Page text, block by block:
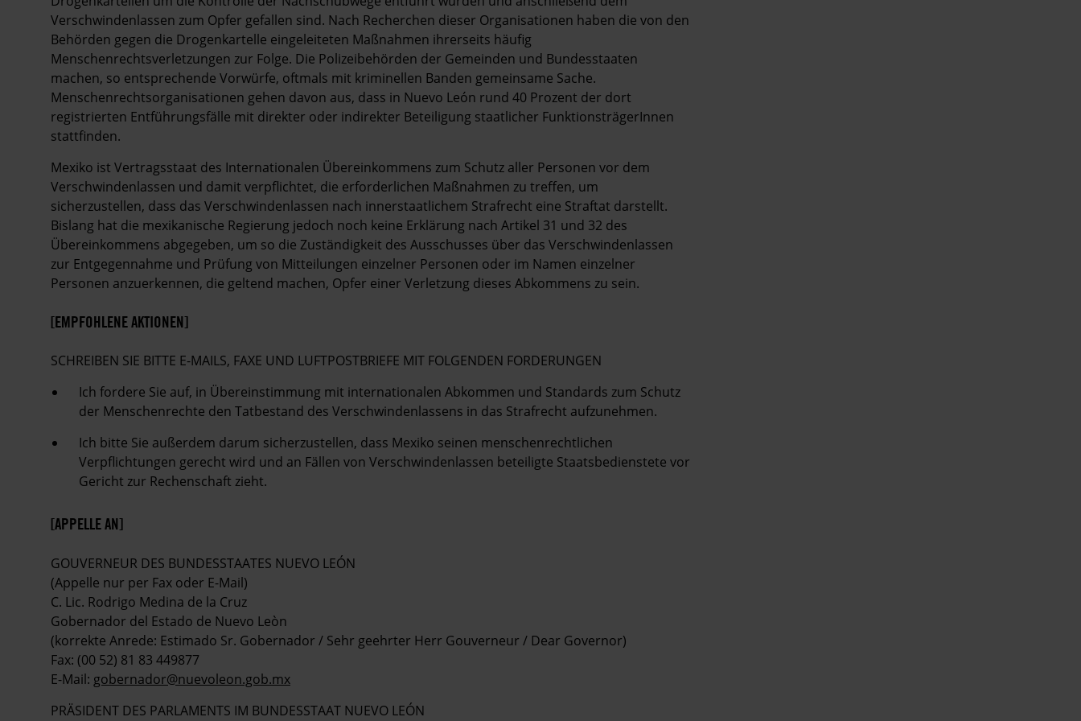
Verschwindenlassen zum Opfer gefallen sind. Nach Recherchen dieser Organisationen haben die von den
Behörden gegen die Drogenkartelle eingeleiteten Maßnahmen ihrerseits häufig
Menschenrechtsverletzungen zur Folge. Die Polizeibehörden der Gemeinden und Bundesstaaten
machen, so entsprechende Vorwürfe, oftmals mit kriminellen Banden gemeinsame Sache.
Menschenrechtsorganisationen gehen davon aus, dass in Nuevo León rund 40 Prozent der dort
registrierten Entführungsfälle mit direkter oder indirekter Beteiligung staatlicher FunktionsträgerInnen
stattfinden.
Mexiko ist Vertragsstaat des Internationalen Übereinkommens zum Schutz aller Personen vor dem
Verschwindenlassen und damit verpflichtet, die erforderlichen Maßnahmen zu treffen, um
sicherzustellen, dass das Verschwindenlassen nach innerstaatlichem Strafrecht eine Straftat darstellt.
Bislang hat die mexikanische Regierung jedoch noch keine Erklärung nach Artikel 31 und 32 des
Übereinkommens abgegeben, um so die Zuständigkeit des Ausschusses über das Verschwindenlassen
zur Entgegennahme und Prüfung von Mitteilungen einzelner Personen oder im Namen einzelner
Personen anzuerkennen, die geltend machen, Opfer einer Verletzung dieses Abkommens zu sein.
[EMPFOHLENE AKTIONEN]
SCHREIBEN SIE BITTE E-MAILS, FAXE UND LUFTPOSTBRIEFE MIT FOLGENDEN FORDERUNGEN
Ich fordere Sie auf, in Übereinstimmung mit internationalen Abkommen und Standards zum Schutz
der Menschenrechte den Tatbestand des Verschwindenlassens in das Strafrecht aufzunehmen.
Ich bitte Sie außerdem darum sicherzustellen, dass Mexiko seinen menschenrechtlichen
Verpflichtungen gerecht wird und an Fällen von Verschwindenlassen beteiligte Staatsbedienstete vor
Gericht zur Rechenschaft zieht.
[APPELLE AN]
GOUVERNEUR DES BUNDESSTAATES NUEVO LEÓN
(Appelle nur per Fax oder E-Mail)
C. Lic. Rodrigo Medina de la Cruz
Gobernador del Estado de Nuevo Leòn
(korrekte Anrede: Estimado Sr. Gobernador / Sehr geehrter Herr Gouverneur / Dear Governor)
Fax: (00 52) 81 83 449877
E-Mail: gobernador@nuevoleon.gob.mx
PRÄSIDENT DES PARLAMENTS IM BUNDESSTAAT NUEVO LEÓN